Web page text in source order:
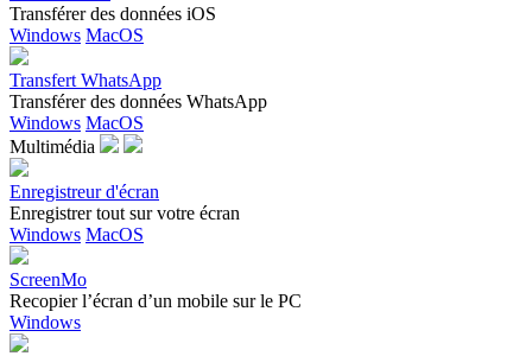
Transférer des données iOS
Windows MacOS
Transfert WhatsApp
Transférer des données WhatsApp
Windows MacOS
Multimédia
Enregistreur d'écran
Enregistrer tout sur votre écran
Windows MacOS
ScreenMo
Recopier l’écran d’un mobile sur le PC
Windows